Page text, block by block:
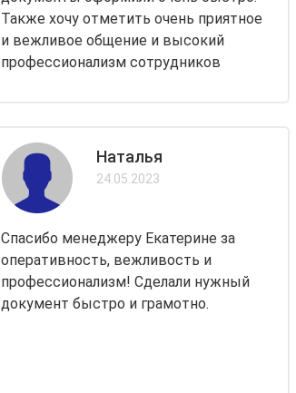
Также хочу отметить очень приятное
и вежливое общение и высокий
профессионализм сотрудников
Наталья
24.05.2023
Спасибо менеджеру Екатерине за
оперативность, вежливость и
профессионализм! Сделали нужный
документ быстро и грамотно.